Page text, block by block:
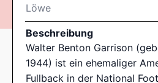
Löwe
Beschreibung
Walter Benton Garrison
1944) ist ein ehemaliger
Fullback in der National